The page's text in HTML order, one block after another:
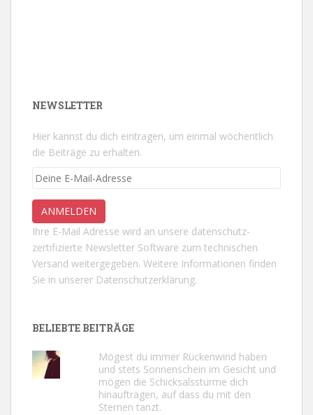
NEWSLETTER
Hier kannst du dich eintragen, um einmal wöchentlich
die Beiträge zu erhalten.
Ihre E-Mail Adresse wird an unsere datenschutz-
zertifizierte Newsletter Software zum technischen
Versand weitergegeben. Weitere Informationen finden
Sie in unserer Datenschutzerklärung.
BELIEBTE BEITRÄGE
Mögest du immer Rückenwind haben
und stets Sonnenschein im Gesicht und
mögen die Schicksalsstürme dich
hinauftragen, auf dass du mit den
Sternen tanzt.